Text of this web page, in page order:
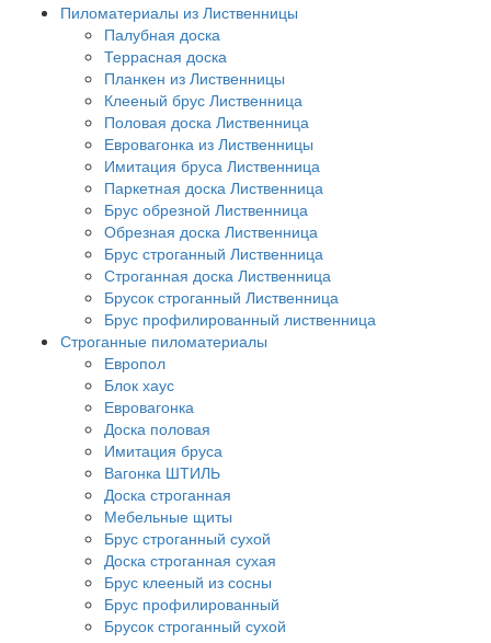
Пиломатериалы из Лиственницы
Палубная доска
Террасная доска
Планкен из Лиственницы
Клееный брус Лиственница
Половая доска Лиственница
Евровагонка из Лиственницы
Имитация бруса Лиственница
Паркетная доска Лиственница
Брус обрезной Лиственница
Обрезная доска Лиственница
Брус строганный Лиственница
Строганная доска Лиственница
Брусок строганный Лиственница
Брус профилированный лиственница
Строганные пиломатериалы
Европол
Блок хаус
Евровагонка
Доска половая
Имитация бруса
Вагонка ШТИЛЬ
Доска строганная
Мебельные щиты
Брус строганный сухой
Доска строганная сухая
Брус клееный из сосны
Брус профилированный
Брусок строганный сухой